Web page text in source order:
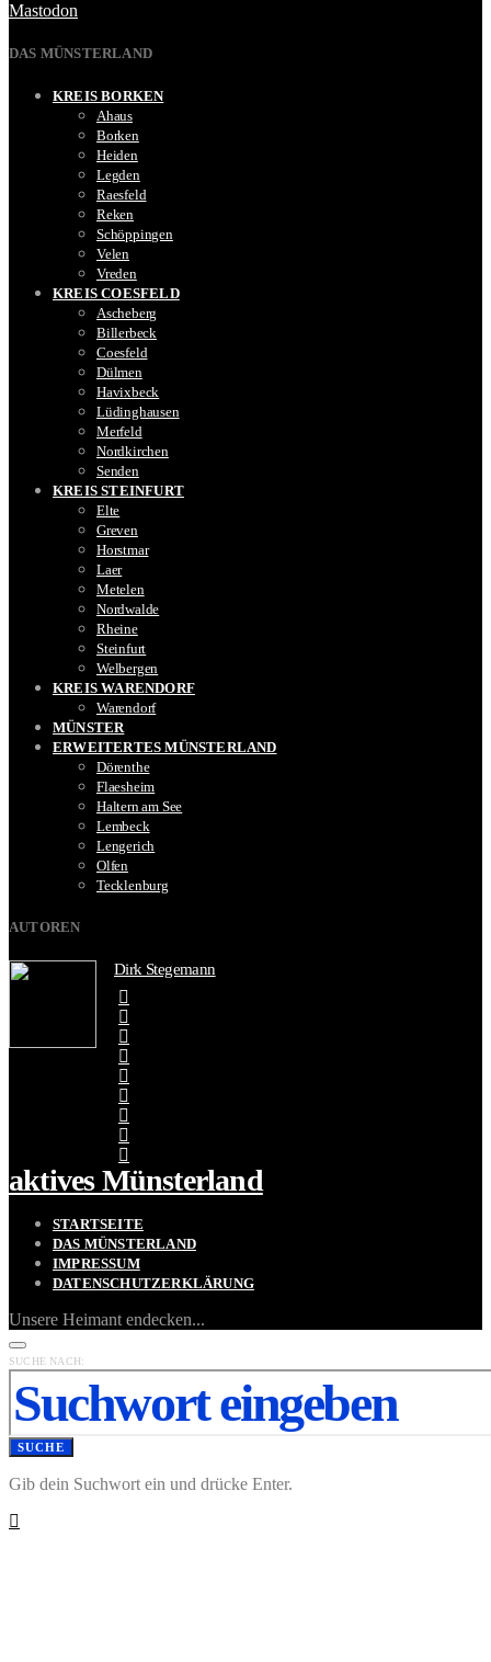
Mastodon
DAS MÜNSTERLAND
KREIS BORKEN
Ahaus
Borken
Heiden
Legden
Raesfeld
Reken
Schöppingen
Velen
Vreden
KREIS COESFELD
Ascheberg
Billerbeck
Coesfeld
Dülmen
Havixbeck
Lüdinghausen
Merfeld
Nordkirchen
Senden
KREIS STEINFURT
Elte
Greven
Horstmar
Laer
Metelen
Nordwalde
Rheine
Steinfurt
Welbergen
KREIS WARENDORF
Warendorf
MÜNSTER
ERWEITERTES MÜNSTERLAND
Dörenthe
Flaesheim
Haltern am See
Lembeck
Lengerich
Olfen
Tecklenburg
AUTOREN
Dirk Stegemann
aktives Münsterland
STARTSEITE
DAS MÜNSTERLAND
IMPRESSUM
DATENSCHUTZERKLÄRUNG
Unsere Heimant endecken...
SUCHE NACH:
SUCHE
Gib dein Suchwort ein und drücke Enter.